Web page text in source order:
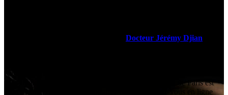
Docteur Jérémy Djian
Cependant pour un bilan personnalisé et un devis précis, une
consultation au cabinet dans le 16ème arrondissement de Paris est
forcément nécessaire. Vous pourrez prendre rendez-vous en ligne